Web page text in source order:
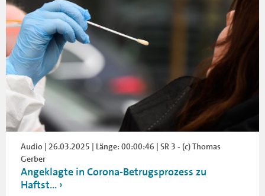
Audio | 26.03.2025 | Länge: 00:00:46 | SR 3 - (c) Thomas
Gerber
Angeklagte in Corona-Betrugsprozess zu
Haftst...